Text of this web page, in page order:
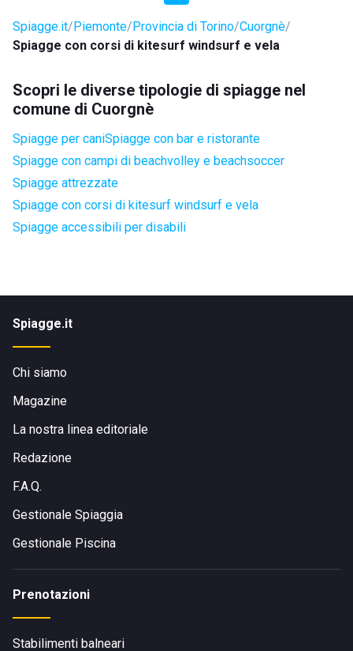
Spiagge.it Piemonte Provincia di Torino Cuorgnè
Spiagge con corsi di kitesurf windsurf e vela
Scopri le diverse tipologie di spiagge nel
comune di Cuorgnè
Spiagge per caniSpiagge con bar e ristorante
Spiagge con campi di beachvolley e beachsoccer
Spiagge attrezzate
Spiagge con corsi di kitesurf windsurf e vela
Spiagge accessibili per disabili
Spiagge.it
Chi siamo
Magazine
La nostra linea editoriale
Redazione
F.A.Q.
Gestionale Spiaggia
Gestionale Piscina
Prenotazioni
Stabilimenti balneari